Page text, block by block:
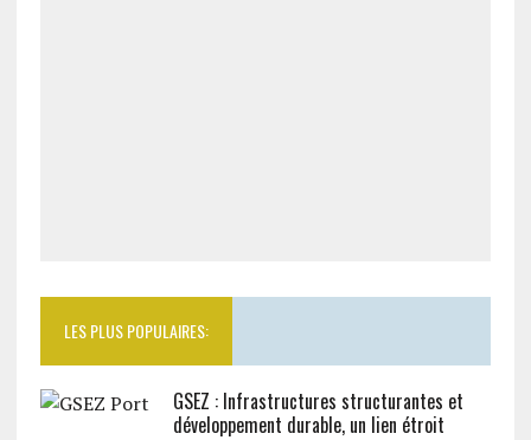
LES PLUS POPULAIRES:
GSEZ : Infrastructures structurantes et
développement durable, un lien étroit